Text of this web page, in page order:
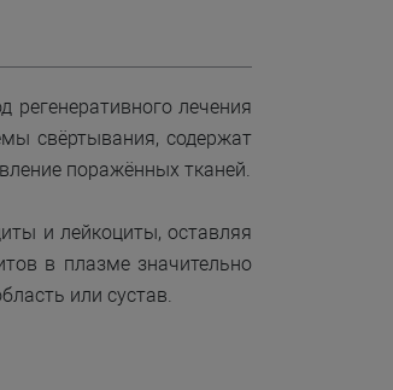
регенеративного лечения
свёртывания, содержат
поражённых тканей.
и лейкоциты, оставляя
в плазме значительно
или сустав.